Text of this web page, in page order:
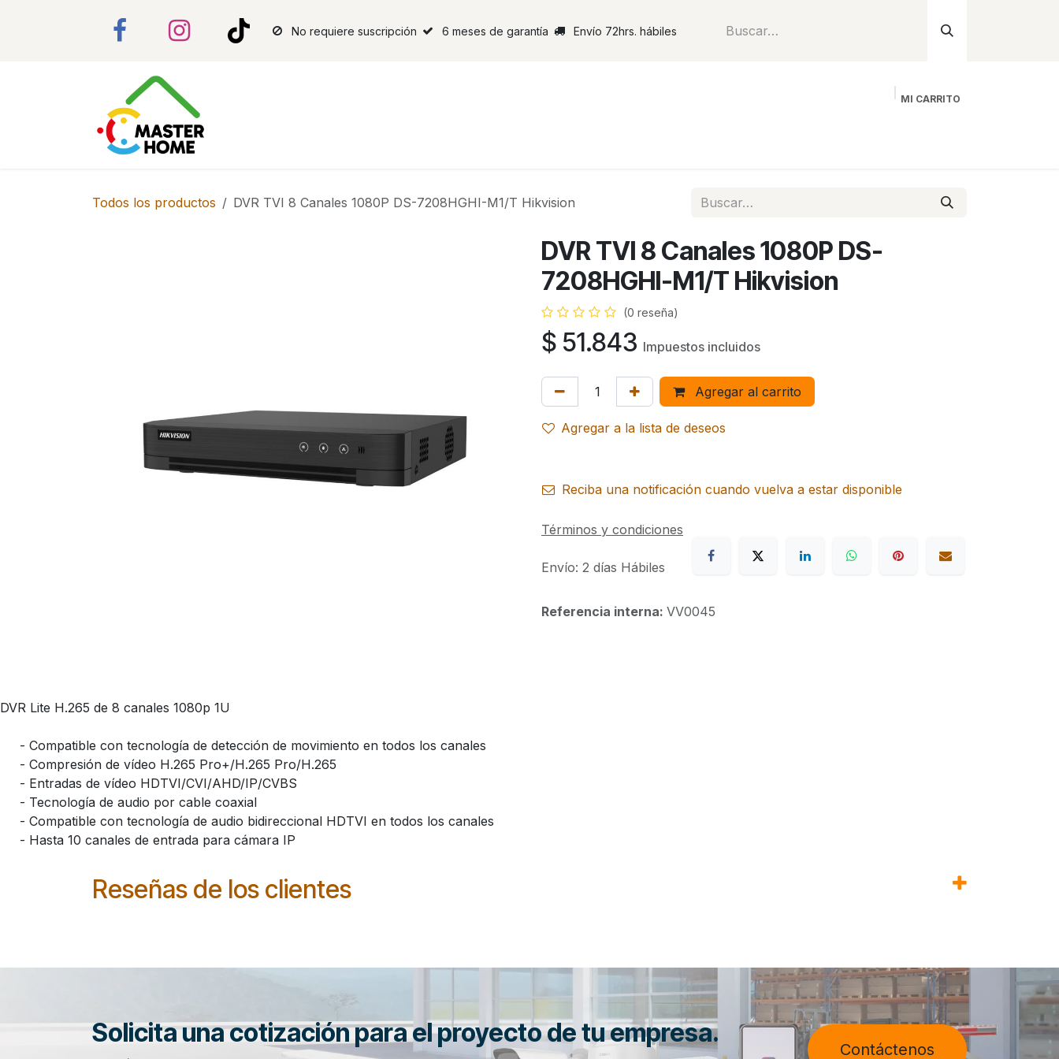
No requiere suscripción 6 meses de garantía Envío 72hrs. hábiles
MI CARRITO
Todos los productos DVR TVI 8 Canales 1080P DS-7208HGHI-M1/T Hikvision
DVR TVI 8 Canales 1080P DS-
7208HGHI-M1/T Hikvision
(0 reseña)
$ 51.843 Impuestos incluidos
Agregar al carrito
Agregar a la lista de deseos
Reciba una notificación cuando vuelva a estar disponible
Términos y condiciones
Envío: 2 días Hábiles
Referencia interna: VV0045
DVR Lite H.265 de 8 canales 1080p 1U
- Compatible con tecnología de detección de movimiento en todos los canales
- Compresión de vídeo H.265 Pro+/H.265 Pro/H.265
- Entradas de vídeo HDTVI/CVI/AHD/IP/CVBS
- Tecnología de audio por cable coaxial
- Compatible con tecnología de audio bidireccional HDTVI en todos los canales
- Hasta 10 canales de entrada para cámara IP
Reseñas de los clientes
Solicita una cotización para el proyecto de tu empresa.
Contáctenos